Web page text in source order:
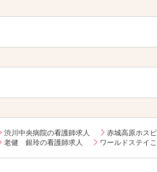
渋川中央病院の看護師求人
赤城高原ホス
老健 銀玲の看護師求人 ワールドステイ